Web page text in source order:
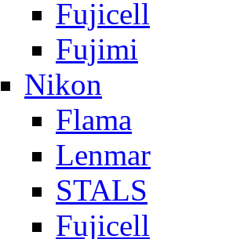
Fujicell
Fujimi
Nikon
Flama
Lenmar
STALS
Fujicell